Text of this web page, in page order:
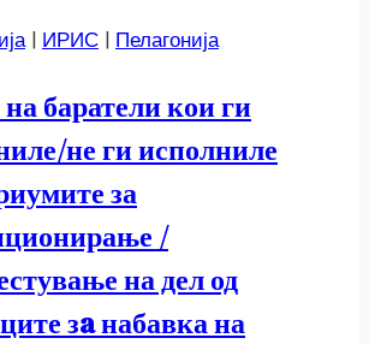
| ИРИС | Пелагонија
баратели кои ги
не ги исполниле
за
/
на дел од
зa набавка на